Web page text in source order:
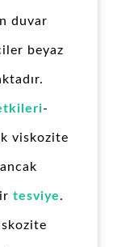
duvar
beyaz
-
viskozite
tesviye.